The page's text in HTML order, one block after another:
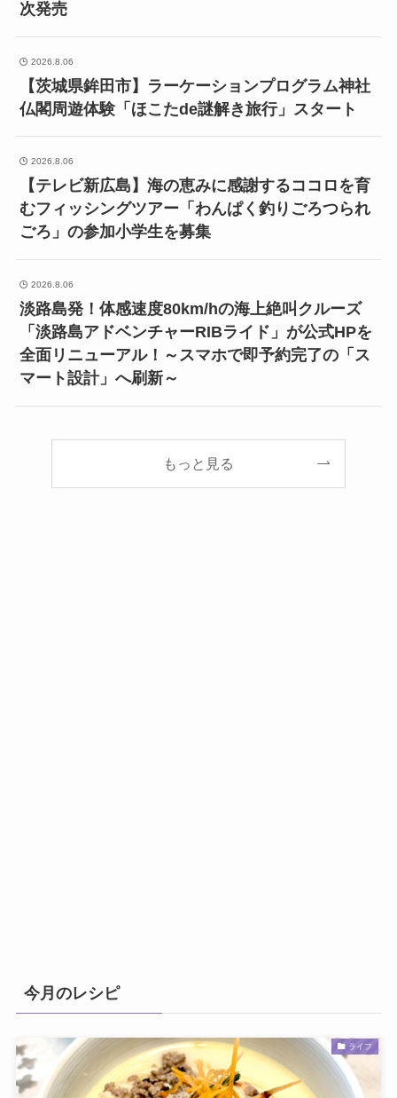
次発売
2026.8.06
【茨城県鉾田市】ラーケーションプログラム神社
仏閣周遊体験「ほこたde謎解き旅行」スタート
2026.8.06
【テレビ新広島】海の恵みに感謝するココロを育
むフィッシングツアー「わんぱく釣りごろつられ
ごろ」の参加小学生を募集
2026.8.06
淡路島発！体感速度80km/hの海上絶叫クルーズ
「淡路島アドベンチャーRIBライド」が公式HPを
全面リニューアル！～スマホで即予約完了の「ス
マート設計」へ刷新～
もっと見る
今月のレシピ
ライフ